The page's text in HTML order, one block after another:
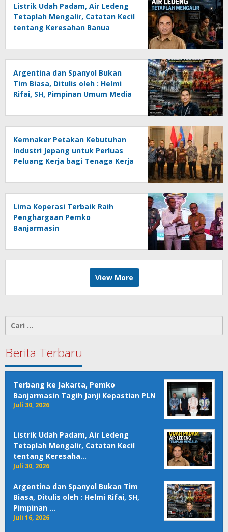
Listrik Udah Padam, Air Ledeng
Tetaplah Mengalir, Catatan Kecil
tentang Keresahan Banua
Ancaman Lingkungan, Oleh :
Helmi Rifai, SH
Argentina dan Spanyol Bukan
Tim Biasa, Ditulis oleh : Helmi
Rifai, SH, Pimpinan Umum Media
Kemnaker Petakan Kebutuhan
Industri Jepang untuk Perluas
Peluang Kerja bagi Tenaga Kerja
Lima Koperasi Terbaik Raih
Penghargaan Pemko
Banjarmasin
View More
untuk:
Berita Terbaru
Terbang ke Jakarta, Pemko
Banjarmasin Tagih Janji Kepastian PLN
Juli 30, 2026
Listrik Udah Padam, Air Ledeng
Tetaplah Mengalir, Catatan Kecil
tentang Keresaha…
Juli 30, 2026
Argentina dan Spanyol Bukan Tim
Biasa, Ditulis oleh : Helmi Rifai, SH,
Pimpinan …
Juli 16, 2026